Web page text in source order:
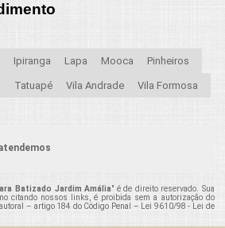
Ipiranga Lapa Mooca Pinheiros
Tatuapé Vila Andrade Vila Formosa
Batizado Jardim Amália" é de direito reservado. Sua
citando nossos links, é proibida sem a autorização do
– artigo 184 do Código Penal –
Lei 9610/98 - Lei de